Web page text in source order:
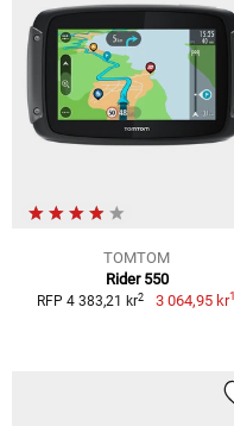
TOMTOM
Rider 550
RFP 4 383,21 kr2 3 064,95 kr1